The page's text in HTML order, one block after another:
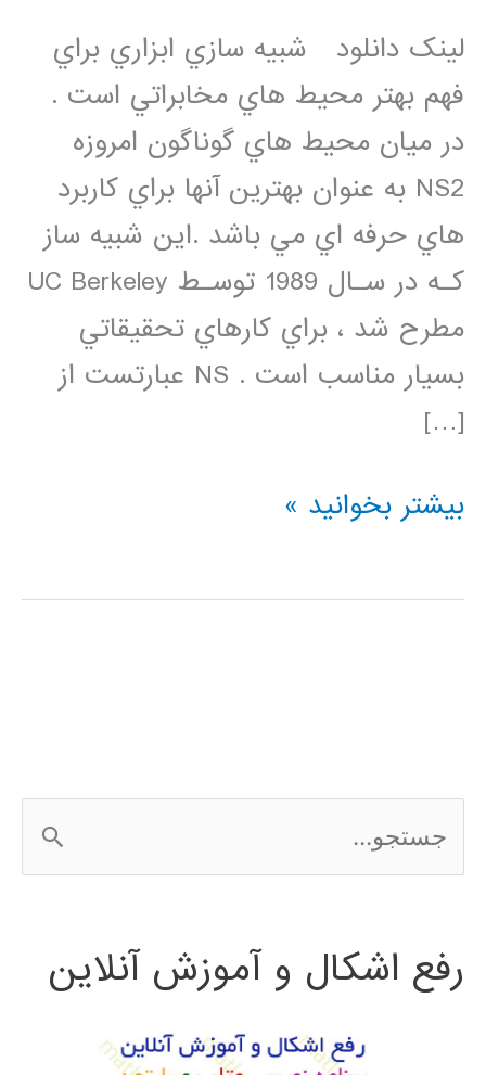
لینک دانلود شبيه سازي ابزاري براي
فهم بهتر محيط هاي مخابراتي است .
در ميان محيط هاي گوناگون امروزه
NS2 به عنوان بهترين آنها براي كاربرد
هاي حرفه اي مي باشد .اين شبيه ساز
كـه در سـال 1989 توسـط UC Berkeley
مطرح شد ، براي كارهاي تحقيقاتي
بسيار مناسب است . NS عبارتست از
[…]
دانلود
فارسی
NS2
بیشتر بخوانید »
س
ج
رفع اشکال و آموزش آنلاین